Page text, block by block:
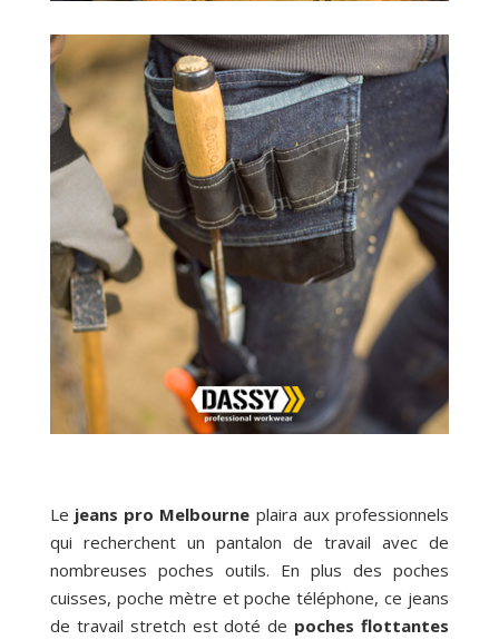
Le jeans pro Melbourne plaira aux professionnels
qui recherchent un pantalon de travail avec de
nombreuses poches outils. En plus des poches
cuisses, poche mètre et poche téléphone, ce jeans
de travail stretch est doté de poches flottantes